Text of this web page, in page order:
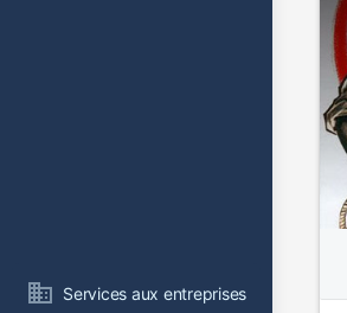
Services aux entreprises